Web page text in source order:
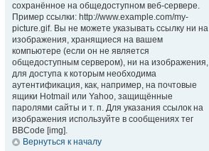
сохранённое на общедоступном веб-сервере.
Пример ссылки: http://www.example.com/my-
picture.gif. Вы не можете указывать ссылку ни на
изображения, хранящиеся на вашем
компьютере (если он не является
общедоступным сервером), ни на изображения,
для доступа к которым необходима
аутентификация, как, например, на почтовые
ящики Hotmail или Yahoo, защищённые
паролями сайты и т. п. Для указания ссылок на
изображения используйте в сообщениях тег
BBCode [img].
Вернуться к началу